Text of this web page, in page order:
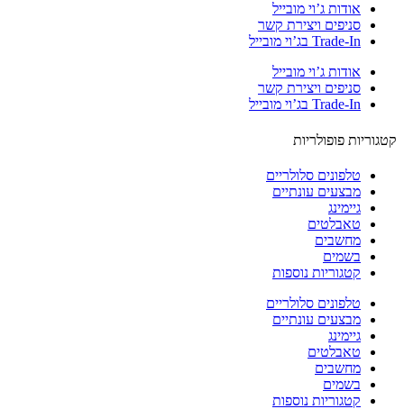
אודות ג’וי מובייל
סניפים ויצירת קשר
Trade-In בג’וי מובייל
אודות ג’וי מובייל
סניפים ויצירת קשר
Trade-In בג’וי מובייל
פופולריות
טלפונים סלולריים
מבצעים עונתיים
גיימינג
טאבלטים
מחשבים
בשמים
קטגוריות נוספות
טלפונים סלולריים
מבצעים עונתיים
גיימינג
טאבלטים
מחשבים
בשמים
קטגוריות נוספות